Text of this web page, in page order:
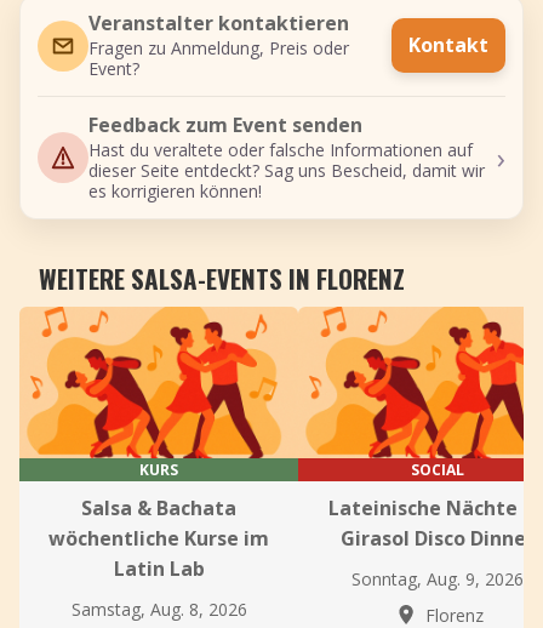
Veranstalter kontaktieren
Fragen zu Anmeldung, Preis oder
Event?
Kontakt
Feedback zum Event senden
Hast du veraltete oder falsche Informationen auf
dieser Seite entdeckt? Sag uns Bescheid, damit wir
es korrigieren können!
›
WEITERE SALSA-EVENTS IN FLORENZ
KURS
Salsa & Bachata
wöchentliche Kurse im
Latin Lab
Samstag, Aug. 8, 2026
SOCIAL
Lateinische Nächte
Girasol Disco Dinner
Sonntag, Aug. 9, 2026
Florenz